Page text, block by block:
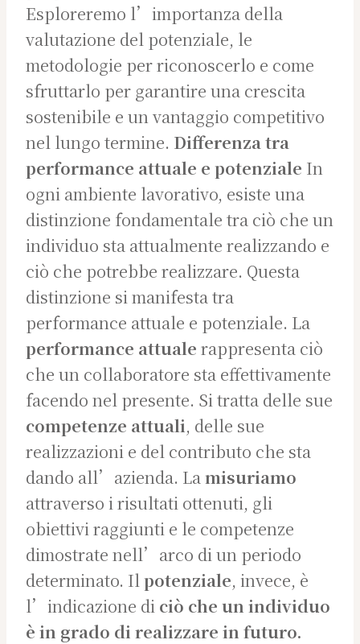
Esploreremo l’importanza della
valutazione del potenziale, le
metodologie per riconoscerlo e come
sfruttarlo per garantire una crescita
sostenibile e un vantaggio competitivo
nel lungo termine. Differenza tra
performance attuale e potenziale In
ogni ambiente lavorativo, esiste una
distinzione fondamentale tra ciò che un
individuo sta attualmente realizzando e
ciò che potrebbe realizzare. Questa
distinzione si manifesta tra
performance attuale e potenziale. La
performance attuale rappresenta ciò
che un collaboratore sta effettivamente
facendo nel presente. Si tratta delle sue
competenze attuali, delle sue
realizzazioni e del contributo che sta
dando all’azienda. La misuriamo
attraverso i risultati ottenuti, gli
obiettivi raggiunti e le competenze
dimostrate nell’arco di un periodo
determinato. Il potenziale, invece, è
l’indicazione di ciò che un individuo
è in grado di realizzare in futuro.